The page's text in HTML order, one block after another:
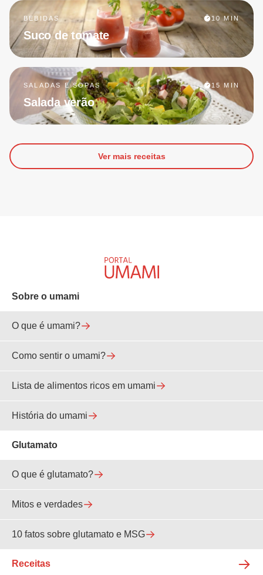
BEBIDAS 10 MIN
Suco de tomate
SALADAS E SOPAS 15 MIN
Salada verão
Ver mais receitas
Sobre o umami
O que é umami?
Como sentir o umami?
Lista de alimentos ricos em umami
História do umami
Glutamato
O que é glutamato?
Mitos e verdades
10 fatos sobre glutamato e MSG
Receitas